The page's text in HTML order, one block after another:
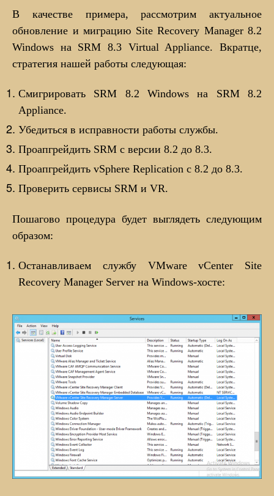
В качестве примера, рассмотрим актуальное
обновление и миграцию Site Recovery Manager 8.2
Windows на SRM 8.3 Virtual Appliance. Вкратце,
стратегия нашей работы следующая:
Смигрировать SRM 8.2 Windows на SRM 8.2
Appliance.
Убедиться в исправности работы службы.
Проапгрейдить SRM с версии 8.2 до 8.3.
Проапгрейдить vSphere Replication с 8.2 до 8.3.
Проверить сервисы SRM и VR.
Пошагово процедура будет выглядеть следующим
образом:
Останавливаем службу VMware vCenter Site
Recovery Manager Server на Windows-хосте: